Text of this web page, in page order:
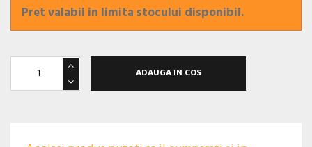
Pret valabil in limita stocului disponibil.
ADAUGA IN COS